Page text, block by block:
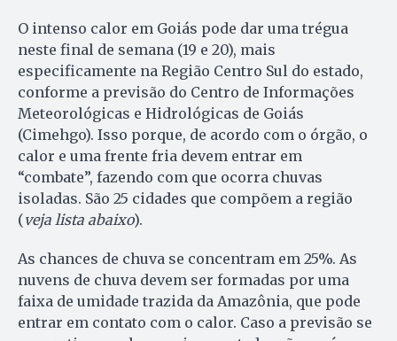
O intenso calor em Goiás pode dar uma trégua
neste final de semana (19 e 20), mais
especificamente na Região Centro Sul do estado,
conforme a previsão do Centro de Informações
Meteorológicas e Hidrológicas de Goiás
(Cimehgo). Isso porque, de acordo com o órgão, o
calor e uma frente fria devem entrar em
“combate”, fazendo com que ocorra chuvas
isoladas. São 25 cidades que compõem a região
(veja lista abaixo).
As chances de chuva se concentram em 25%. As
nuvens de chuva devem ser formadas por uma
faixa de umidade trazida da Amazônia, que pode
entrar em contato com o calor. Caso a previsão se